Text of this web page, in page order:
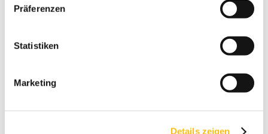
Präferenzen
Statistiken
Marketing
Details zeigen
Was kostet der Eintritt?
unserer Website. Gruppen erhalten
Muss man sportlich sein?